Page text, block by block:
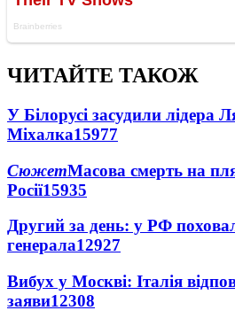
ЧИТАЙТЕ ТАКОЖ
У Білорусі засудили лідера
Міхалка15977
СюжетМасова смерть на
Росії15935
Другий за день: у РФ
генерала12927
Вибух у Москві: Італія
заяви12308